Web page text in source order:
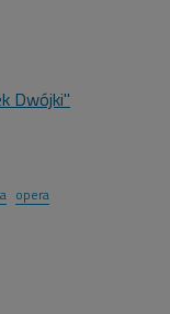
Dwójki"
opera